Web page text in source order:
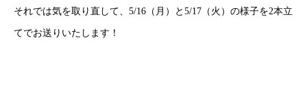
それでは気を取り直して、5/16（月）と5/17（火）の様子を2本立
てでお送りいたします！